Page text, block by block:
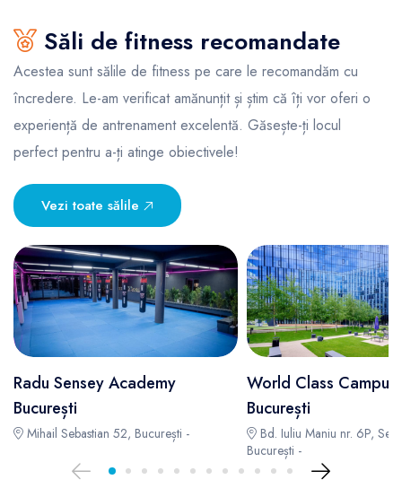
Săli de fitness recomandate
Acestea sunt sălile de fitness pe care le recomandăm cu
încredere. Le-am verificat amănunțit și știm că îți vor oferi o
experiență de antrenament excelentă. Găsește-ți locul
perfect pentru a-ți atinge obiectivele!
Vezi toate sălile
Radu Sensey Academy
București
Mihail Sebastian 52, București -
World Class Campus
București
Bd. Iuliu Maniu nr. 6P,
București -